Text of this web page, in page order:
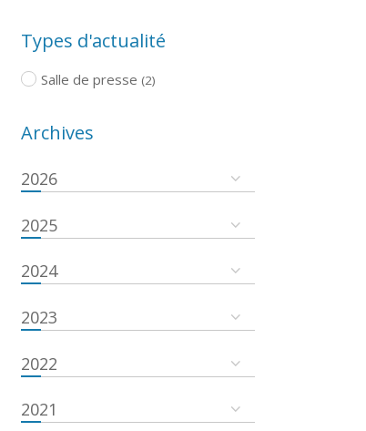
Types d'actualité
Salle de presse (2)
Archives
2026
2025
2024
2023
2022
2021